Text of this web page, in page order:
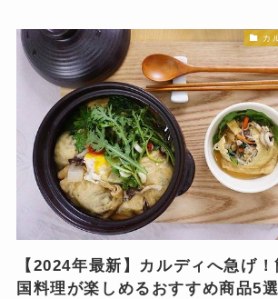
カ
【2024年最新】カルディへ急げ
国料理が楽しめるおすすめ商品5選